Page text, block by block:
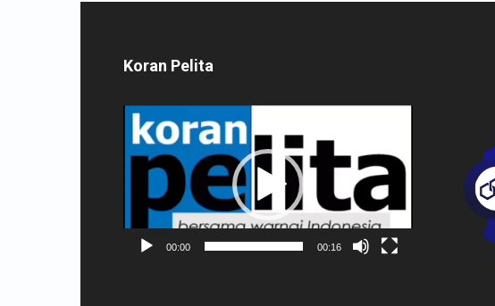
Koran Pelita
Pemutar
Video
00:00 00:16